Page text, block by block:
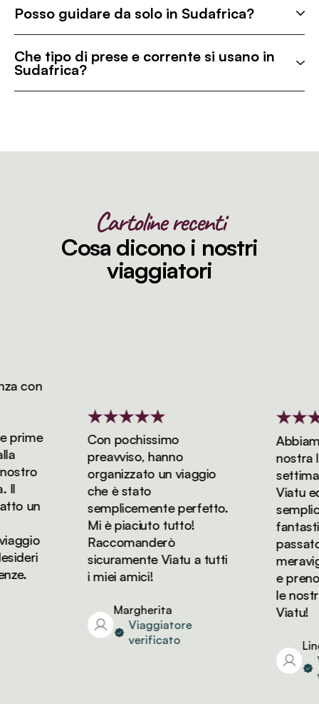
Posso guidare da solo in Sudafrica?
Che tipo di prese e corrente si usano in
Sudafrica?
Cartoline recenti
Cosa dicono i nostri
viaggiatori
con
un
Con pochissimo
preavviso, hanno
organizzato un viaggio
che è stato
semplicemente perfetto.
Mi è piaciuto tutto!
Raccomanderò
sicuramente Viatu a tutti
i miei amici!
Margherita
Viaggiatore
verificato
nostra
Viatu ed
passato
e
le
Viatu!
Linda